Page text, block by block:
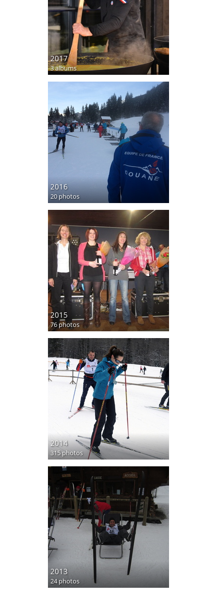
2017
3 albums
2016
20 photos
2015
76 photos
2014
315 photos
2013
24 photos